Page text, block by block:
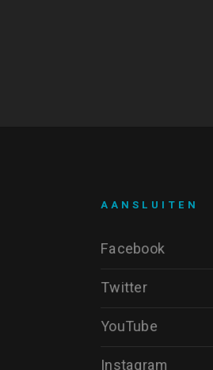
AANSLUITEN
Facebook
Twitter
YouTube
Instagram